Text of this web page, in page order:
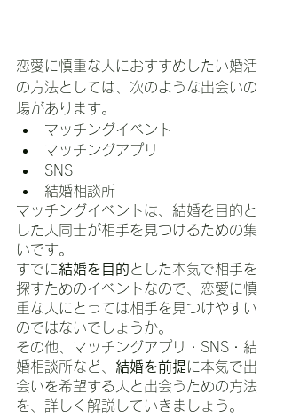
恋愛に慎重な人におすすめしたい婚活
の方法としては、次のような出会いの
場があります。
マッチングイベント
マッチングアプリ
SNS
結婚相談所
マッチングイベントは、結婚を目的と
した人同士が相手を見つけるための集
いです。
すでに結婚を目的とした本気で相手を
探すためのイベントなので、恋愛に慎
重な人にとっては相手を見つけやすい
のではないでしょうか。
その他、マッチングアプリ・SNS・結
婚相談所など、 結婚を前提に本気で出
会いを希望する人と出会うための方法
を、詳しく解説していきましょう。